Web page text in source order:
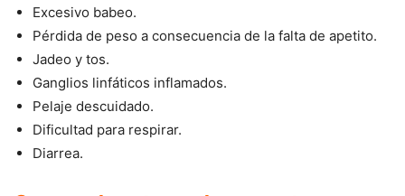
Excesivo babeo.
Pérdida de peso a consecuencia de la falta de apetito.
Jadeo y tos.
Ganglios linfáticos inflamados.
Pelaje descuidado.
Dificultad para respirar.
Diarrea.